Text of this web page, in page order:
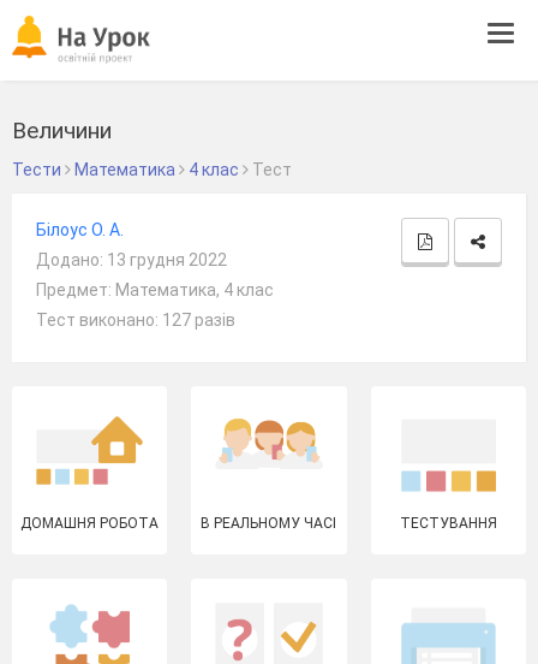
Величини
Тести Математика 4 клас Тест
Білоус О. А.
Додано: 13 грудня 2022
Предмет: Математика, 4 клас
Тест виконано: 127 разів
ДОМАШНЯ РОБОТА В РЕАЛЬНОМУ ЧАСІ ТЕСТУВАННЯ